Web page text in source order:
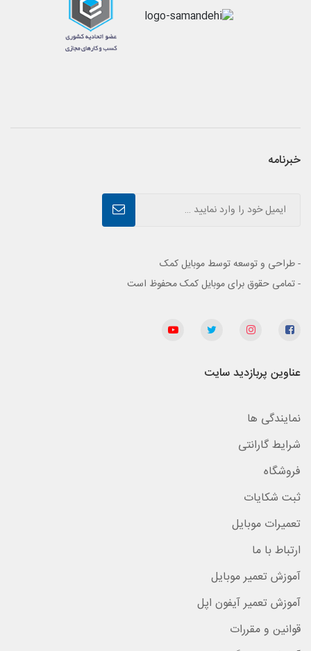
خبرنامه
- طراحی و توسعه توسط موبایل کمک
- تمامی حقوق برای موبایل کمک محفوظ است
عناوین پربازدید سایت
نمایندگی ها
شرایط گارانتی
فروشگاه
ثبت شکایات
تعمیرات موبایل
ارتباط با ما
آموزش تعمیر موبایل
آموزش تعمیر آیفون اپل
قوانین و مقررات